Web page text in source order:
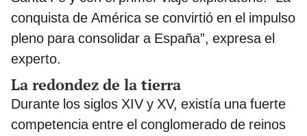
conquista de América se convirtió en el impulso
pleno para consolidar a España”, expresa el
experto.
La redondez de la tierra
Durante los siglos XIV y XV, existía una fuerte
competencia entre el conglomerado de reinos